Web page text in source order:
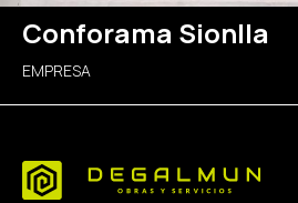
Conforama Sionlla
EMPRESA